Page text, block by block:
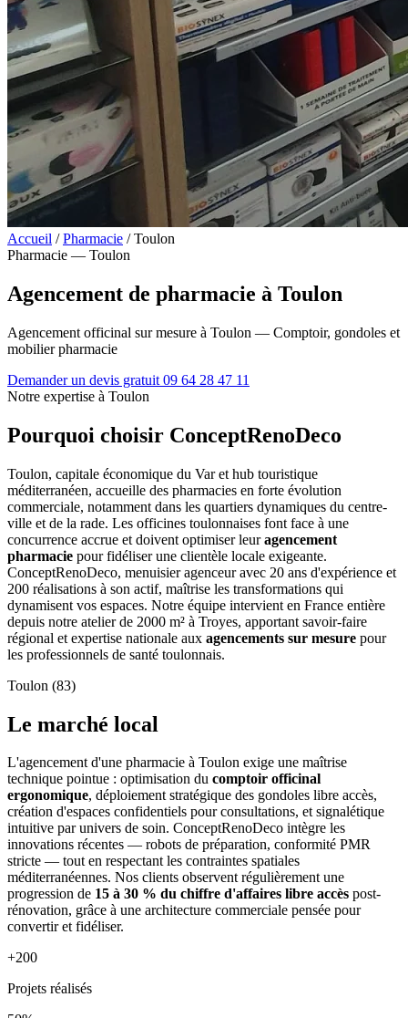
Accueil / Pharmacie / Toulon
Pharmacie — Toulon
Agencement de pharmacie à Toulon
Agencement officinal sur mesure à Toulon — Comptoir, gondoles et
mobilier pharmacie
Demander un devis gratuit 09 64 28 47 11
Notre expertise à Toulon
Pourquoi choisir ConceptRenoDeco
Toulon, capitale économique du Var et hub touristique
méditerranéen, accueille des pharmacies en forte évolution
commerciale, notamment dans les quartiers dynamiques du centre-
ville et de la rade. Les officines toulonnaises font face à une
concurrence accrue et doivent optimiser leuragencement
pharmacie pour fidéliser une clientèle locale exigeante.
ConceptRenoDeco, menuisier agenceur avec 20 ans d'expérience et
200 réalisations à son actif, maîtrise les transformations qui
dynamisent vos espaces. Notre équipe intervient en France entière
depuis notre atelier de 2000 m² à Troyes, apportant savoir-faire
régional et expertise nationale aux agencements sur mesure pour
les professionnels de santé toulonnais.
Toulon (83)
Le marché local
L'agencement d'une pharmacie à Toulon exige une maîtrise
technique pointue : optimisation du comptoir officinal
ergonomique, déploiement stratégique des gondoles libre accès,
création d'espaces confidentiels pour consultations, et signalétique
intuitive par univers de soin. ConceptRenoDeco intègre les
innovations récentes — robots de préparation, conformité PMR
stricte — tout en respectant les contraintes spatiales
méditerranéennes. Nos clients observent régulièrement une
progression de 15 à 30 % du chiffre d'affaires libre accès post-
rénovation, grâce à une architecture commerciale pensée pour
convertir et fidéliser.
+200
Projets réalisés